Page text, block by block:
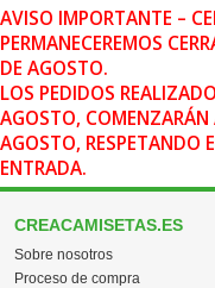
AVISO IMPORTANTE –
PERMANECEREMOS
DE AGOSTO.
LOS PEDIDOS
AGOSTO, COMENZARÁN
AGOSTO, RESPETANDO
ENTRADA.
CREACAMISETAS.ES
Sobre nosotros
Proceso de compra